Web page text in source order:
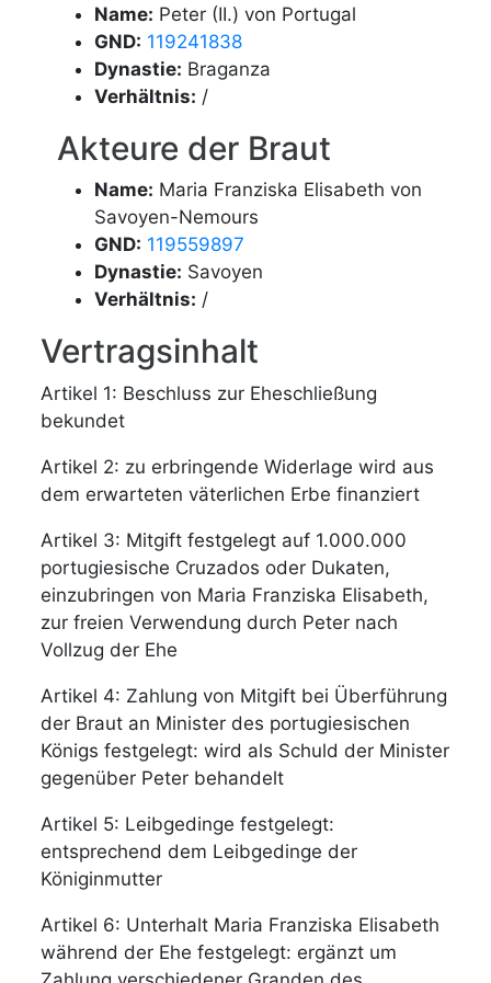
Name: Peter (II.) von Portugal
GND: 119241838
Dynastie: Braganza
Verhältnis: /
Akteure der Braut
Name: Maria Franziska Elisabeth von
Savoyen-Nemours
GND: 119559897
Dynastie: Savoyen
Verhältnis: /
Vertragsinhalt
Artikel 1: Beschluss zur Eheschließung
bekundet
Artikel 2: zu erbringende Widerlage wird aus
dem erwarteten väterlichen Erbe finanziert
Artikel 3: Mitgift festgelegt auf 1.000.000
portugiesische Cruzados oder Dukaten,
einzubringen von Maria Franziska Elisabeth,
zur freien Verwendung durch Peter nach
Vollzug der Ehe
Artikel 4: Zahlung von Mitgift bei Überführung
der Braut an Minister des portugiesischen
Königs festgelegt: wird als Schuld der Minister
gegenüber Peter behandelt
Artikel 5: Leibgedinge festgelegt:
entsprechend dem Leibgedinge der
Königinmutter
Artikel 6: Unterhalt Maria Franziska Elisabeth
während der Ehe festgelegt: ergänzt um